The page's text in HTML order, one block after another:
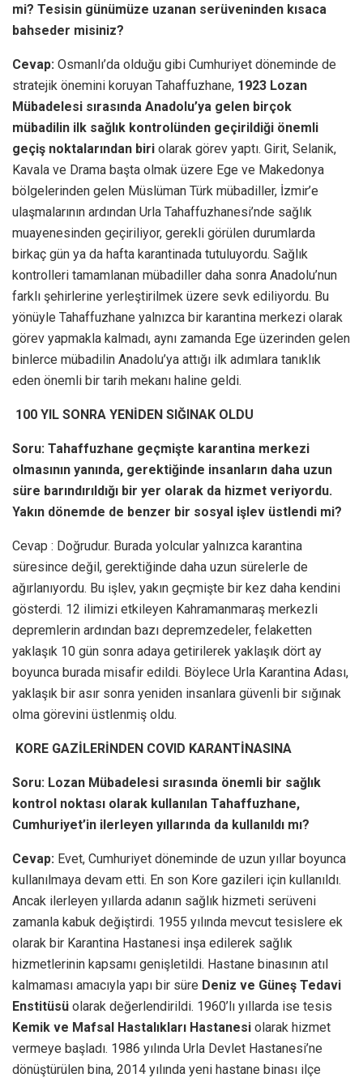
mi? Tesisin günümüze uzanan serüveninden kısaca
bahseder misiniz?
Cevap: Osmanlı’da olduğu gibi Cumhuriyet döneminde de
stratejik önemini koruyan Tahaffuzhane, 1923 Lozan
Mübadelesi sırasında Anadolu’ya gelen birçok
mübadilin ilk sağlık kontrolünden geçirildiği önemli
geçiş noktalarından biri olarak görev yaptı. Girit, Selanik,
Kavala ve Drama başta olmak üzere Ege ve Makedonya
bölgelerinden gelen Müslüman Türk mübadiller, İzmir’e
ulaşmalarının ardından Urla Tahaffuzhanesi’nde sağlık
muayenesinden geçiriliyor, gerekli görülen durumlarda
birkaç gün ya da hafta karantinada tutuluyordu. Sağlık
kontrolleri tamamlanan mübadiller daha sonra Anadolu’nun
farklı şehirlerine yerleştirilmek üzere sevk ediliyordu. Bu
yönüyle Tahaffuzhane yalnızca bir karantina merkezi olarak
görev yapmakla kalmadı, aynı zamanda Ege üzerinden gelen
binlerce mübadilin Anadolu’ya attığı ilk adımlara tanıklık
eden önemli bir tarih mekanı haline geldi.
100 YIL SONRA YENİDEN SIĞINAK OLDU
Soru: Tahaffuzhane geçmişte karantina merkezi
olmasının yanında, gerektiğinde insanların daha uzun
süre barındırıldığı bir yer olarak da hizmet veriyordu.
Yakın dönemde de benzer bir sosyal işlev üstlendi mi?
Cevap : Doğrudur. Burada yolcular yalnızca karantina
süresince değil, gerektiğinde daha uzun sürelerle de
ağırlanıyordu. Bu işlev, yakın geçmişte bir kez daha kendini
gösterdi. 12 ilimizi etkileyen Kahramanmaraş merkezli
depremlerin ardından bazı depremzedeler, felaketten
yaklaşık 10 gün sonra adaya getirilerek yaklaşık dört ay
boyunca burada misafir edildi. Böylece Urla Karantina Adası,
yaklaşık bir asır sonra yeniden insanlara güvenli bir sığınak
olma görevini üstlenmiş oldu.
KORE GAZİLERİNDEN COVID KARANTİNASINA
Soru: Lozan Mübadelesi sırasında önemli bir sağlık
kontrol noktası olarak kullanılan Tahaffuzhane,
Cumhuriyet’in ilerleyen yıllarında da kullanıldı mı?
Cevap: Evet, Cumhuriyet döneminde de uzun yıllar boyunca
kullanılmaya devam etti. En son Kore gazileri için kullanıldı.
Ancak ilerleyen yıllarda adanın sağlık hizmeti serüveni
zamanla kabuk değiştirdi. 1955 yılında mevcut tesislere ek
olarak bir Karantina Hastanesi inşa edilerek sağlık
hizmetlerinin kapsamı genişletildi. Hastane binasının atıl
kalmaması amacıyla yapı bir süre Deniz ve Güneş Tedavi
Enstitüsü olarak değerlendirildi. 1960’lı yıllarda ise tesis
Kemik ve Mafsal Hastalıkları Hastanesi olarak hizmet
vermeye başladı. 1986 yılında Urla Devlet Hastanesi’ne
dönüştürülen bina, 2014 yılında yeni hastane binası ilçe